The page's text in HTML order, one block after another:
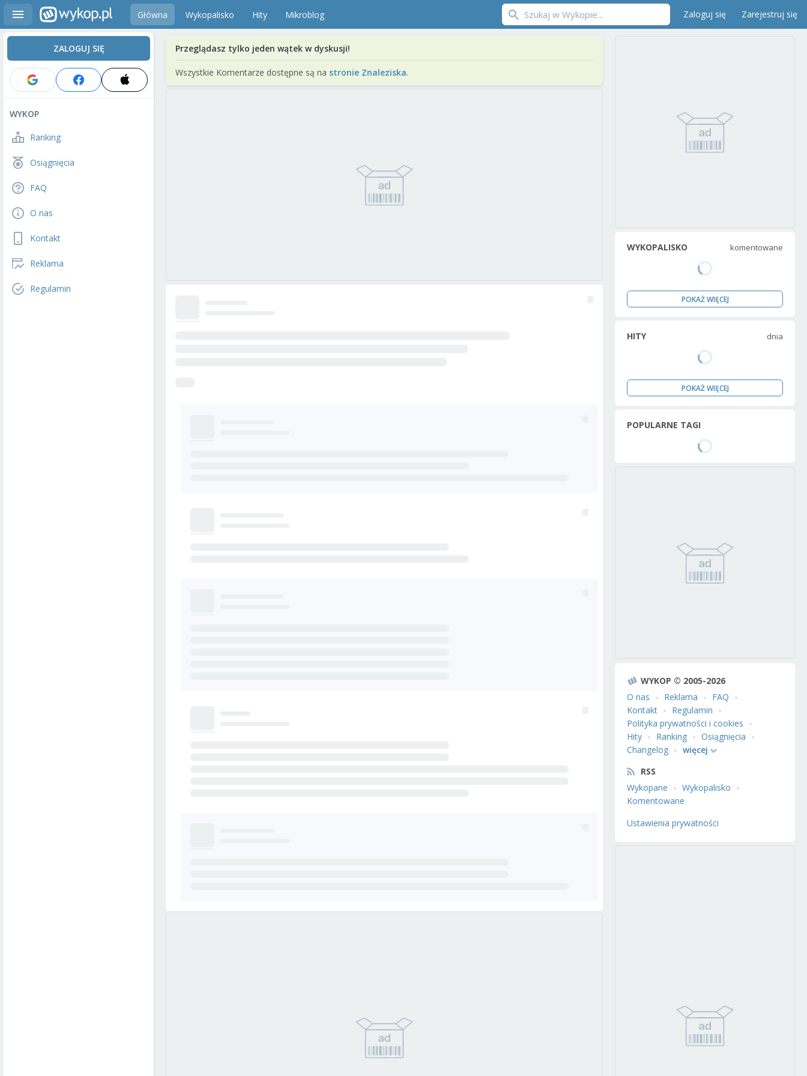
Główna Wykopalisko Hity Mikroblog Zaloguj się Zarejestruj się
ZALOGUJ SIĘ
WYKOP
Ranking
Osiągnięcia
FAQ
O nas
Kontakt
Reklama
Regulamin
Przeglądasz tylko jeden wątek w dyskusji!
Wszystkie Komentarze dostępne są na stronie Znaleziska.
WYKOPALISKO komentowane
POKAŻ WIĘCEJ
HITY dnia
POKAŻ WIĘCEJ
POPULARNE TAGI
WYKOP © 2005-2026
O nas
Reklama
FAQ
Kontakt
Regulamin
Polityka prywatności i cookies
Hity
Ranking
Osiągnięcia
Changelog
więcej
RSS
Wykopane
Wykopalisko
Komentowane
Ustawienia prywatności